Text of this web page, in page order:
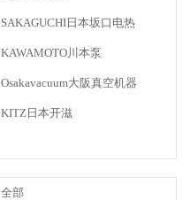
SAKAGUCHI日本坂口电热
KAWAMOTO川本泵
Osakavacuum大阪真空机器
KITZ日本开滋
全部